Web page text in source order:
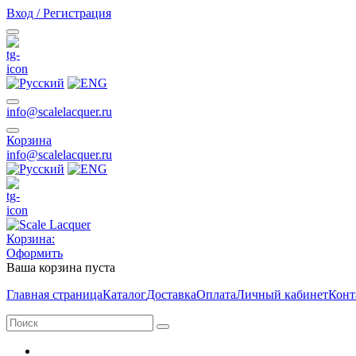
Вход / Регистрация
info@scalelacquer.ru
Корзина
info@scalelacquer.ru
Корзина:
Оформить
Ваша корзина пуста
Главная страницаКаталогДоставкаОплатаЛичный кабинет